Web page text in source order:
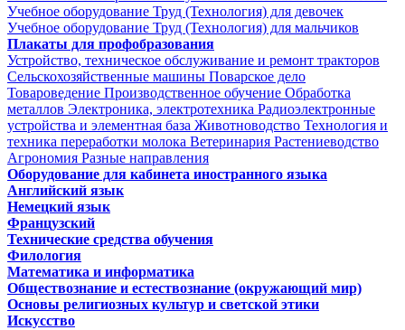
Учебное оборудование Труд (Технология) для девочек
Учебное оборудование Труд (Технология) для мальчиков
Плакаты для профобразования
Устройство, техническое обслуживание и ремонт тракторов
Сельскохозяйственные машины Поварское дело
Товароведение Производственное обучение Обработка
металлов Электроника, электротехника Радиоэлектронные
устройства и элементная база Животноводство Технология и
техника переработки молока Ветеринария Растениеводство
Агрономия Разные направления
Оборудование для кабинета иностранного языка
Английский язык
Немецкий язык
Французский
Технические средства обучения
Филология
Математика и информатика
Обществознание и естествознание (окружающий мир)
Основы религиозных культур и светской этики
Искусство